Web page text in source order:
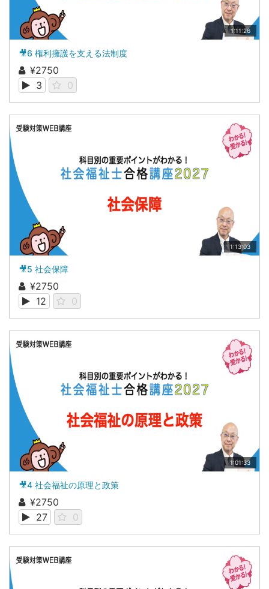
1:11:26
🎥6 権利擁護を支える法制度
¥2750
3
0
1:13:03
🎥5 社会保障
¥2750
12
0
1:01:33
🎥4 社会福祉の原理と政策
¥2750
27
0